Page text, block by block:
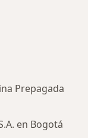
Prepagada
en Bogotá